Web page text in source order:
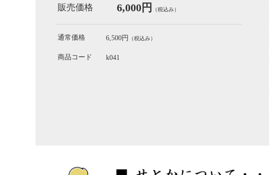
販売価格 6,000円 （税込み）
通常価格 6,500円 （税込み）
商品コード k041